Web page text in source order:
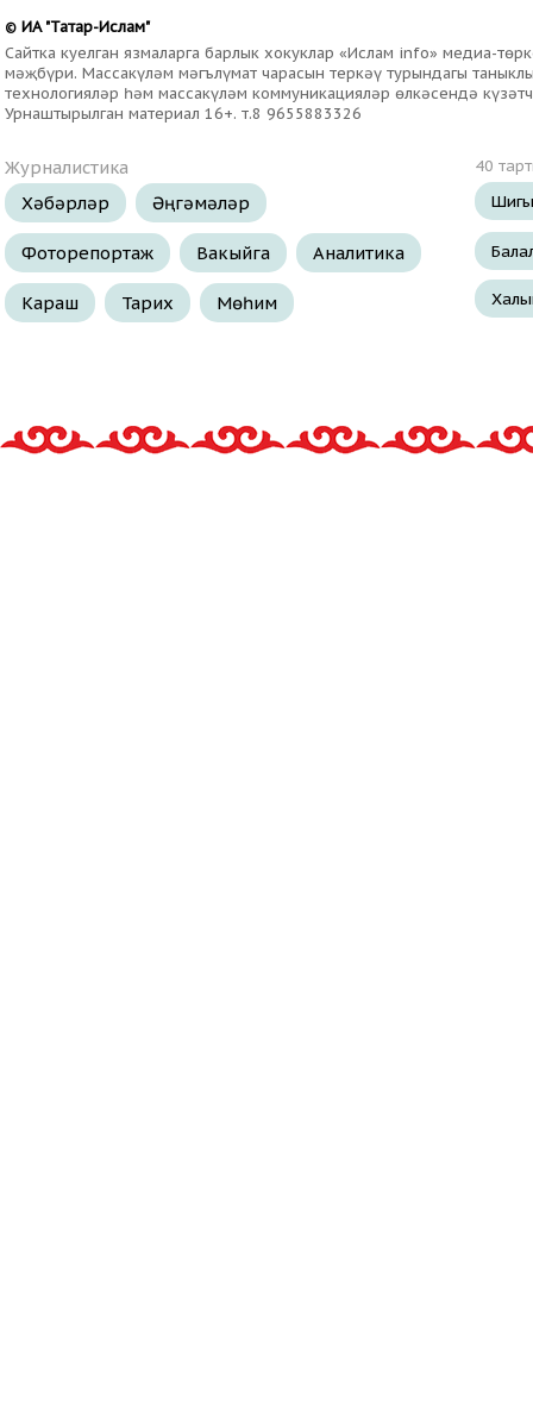
© ИА "Татар-Ислам"
Сайтка куелган язмаларга барлык хокуклар «Ислам info» медиа-
мәҗбүри. Массакүләм мәгълүмат чарасын теркәү турындагы
технологияләр һәм массакүләм коммуникацияләр өлкәсендә
Урнаштырылган материал 16+. т.8 9655883326
Журналистика
Хәбәрләр
Әңгәмәләр
Фоторепортаж Вакыйга Аналитика
Караш Тарих Мөһим
40